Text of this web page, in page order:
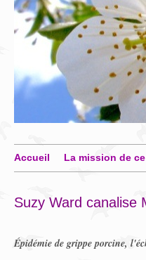
Accueil La mission de
Suzy Ward canalise
Épidémie de grippe porcine,